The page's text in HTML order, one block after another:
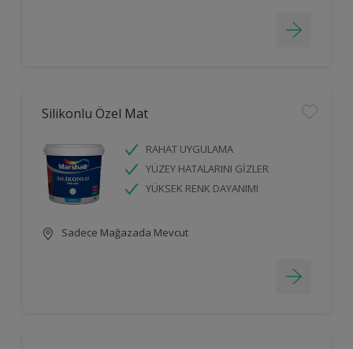
Silikonlu Özel Mat
RAHAT UYGULAMA
YÜZEY HATALARINI GİZLER
YÜKSEK RENK DAYANIMI
Sadece Mağazada Mevcut